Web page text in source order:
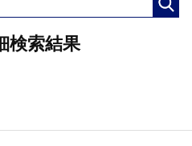
検索結果